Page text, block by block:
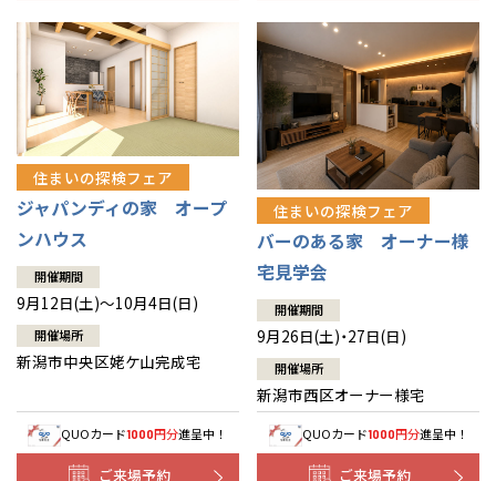
住まいの探検フェア
ジャパンディの家 オープ
ンハウス
開催期間
9月12日(土)～10月4日(日)
開催場所
新潟市中央区姥ケ山完成宅
QUOカード1000円分進呈中！
ご来場予約
住まいの探検フェア
バーのある家 オーナー様
宅見学会
開催期間
9月26日(土)・27日(日)
開催場所
新潟市西区オーナー様宅
QUOカード1000円分進呈中！
ご来場予約